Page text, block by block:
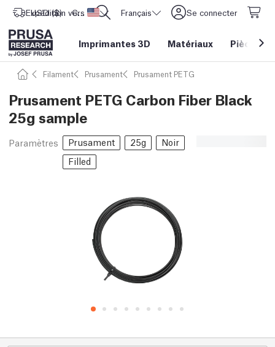
Expédition vers Etats-Unis d'Amérique
USD ($) CORE One L: Maintenant en stock ! Français Se connecter
Imprimantes 3D Matériaux Pièces&
Filament Prusament Prusament PETG
Prusament PETG Carbon Fiber Black
25g sample
Paramètres Prusament 25g
Noir
Filled